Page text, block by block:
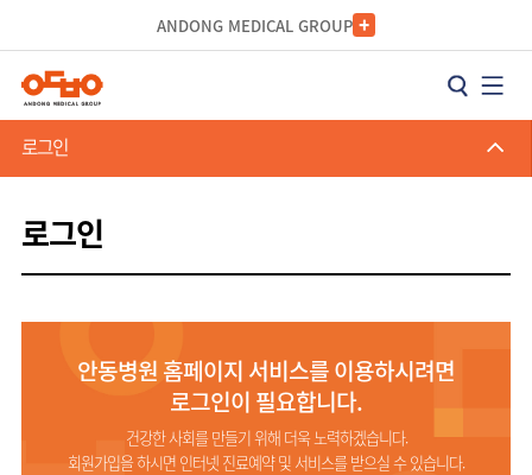
ANDONG MEDICAL GROUP
로그인
로그인
안동병원 홈페이지 서비스를 이용하시려면
로그인이 필요합니다.
건강한 사회를 만들기 위해 더욱 노력하겠습니다.
회원가입을 하시면 인터넷 진료예약 및 서비스를 받으실 수 있습니다.